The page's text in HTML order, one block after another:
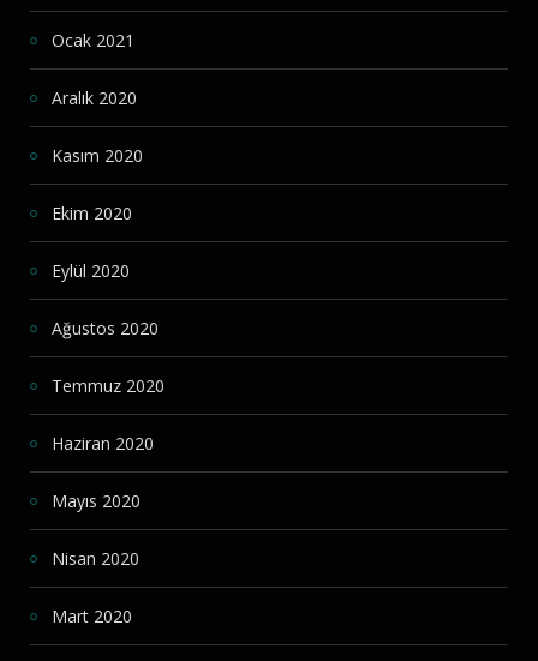
Ocak 2021
Aralık 2020
Kasım 2020
Ekim 2020
Eylül 2020
Ağustos 2020
Temmuz 2020
Haziran 2020
Mayıs 2020
Nisan 2020
Mart 2020